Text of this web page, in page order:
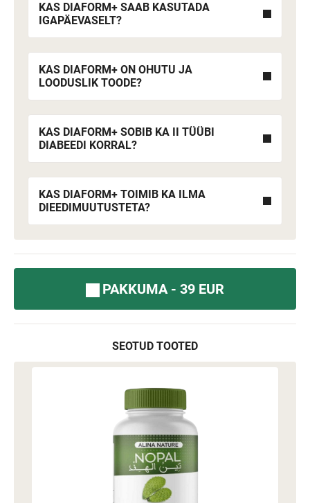
KAS DIAFORM+ SAAB KASUTADA
IGAPÄEVASELT?
KAS DIAFORM+ ON OHUTU JA
LOODUSLIK TOODE?
KAS DIAFORM+ SOBIB KA II TÜÜBI
DIABEEDI KORRAL?
KAS DIAFORM+ TOIMIB KA ILMA
DIEEDIMUUTUSTETA?
PAKKUMA - 39 EUR
SEOTUD TOOTED